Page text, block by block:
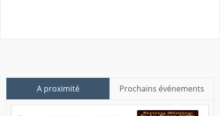
A proximité Prochains événements